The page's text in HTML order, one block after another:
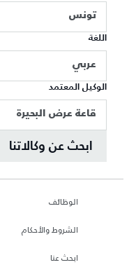
تونس
اللغة
عربي
الوكيل المعتمد
قاعة عرض البحيرة
ابحث عن وكالاتنا
الوظائف
الشروط والأحكام
ابحث عنا